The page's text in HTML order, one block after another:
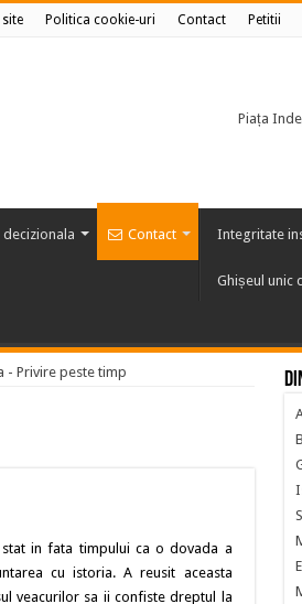
Politica cookie-uri Contact Petitii
Piața
Contact Integritate
Ghișeul unic
- Privire peste timp
in fata timpului ca o dovada a
cu istoria. A reusit aceasta
veacurilor sa ii confiste dreptul la